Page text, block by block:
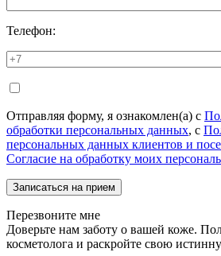
Телефон:
Отправляя форму, я ознакомлен(а) с
обработки персональных данных, с
персональных данных клиентов и
Согласие на обработку моих
Перезвоните мне
Доверьте нам заботу о вашей коже.
косметолога и раскройте свою